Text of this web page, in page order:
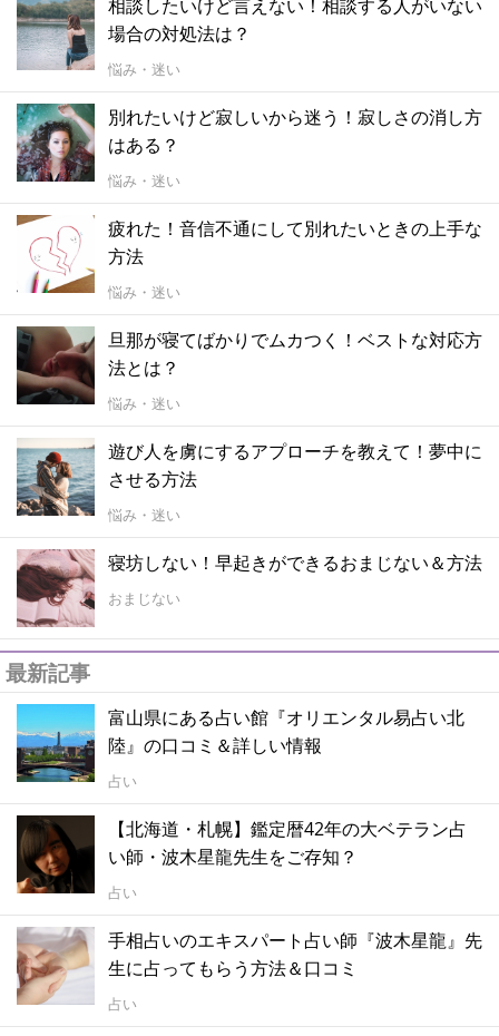
相談したいけど言えない！相談する人がいない
場合の対処法は？
悩み・迷い
別れたいけど寂しいから迷う！寂しさの消し方
はある？
悩み・迷い
疲れた！音信不通にして別れたいときの上手な
方法
悩み・迷い
旦那が寝てばかりでムカつく！ベストな対応方
法とは？
悩み・迷い
遊び人を虜にするアプローチを教えて！夢中に
させる方法
悩み・迷い
寝坊しない！早起きができるおまじない＆方法
おまじない
最新記事
富山県にある占い館『オリエンタル易占い北
陸』の口コミ＆詳しい情報
占い
【北海道・札幌】鑑定暦42年の大ベテラン占
い師・波木星龍先生をご存知？
占い
手相占いのエキスパート占い師『波木星龍』先
生に占ってもらう方法＆口コミ
占い